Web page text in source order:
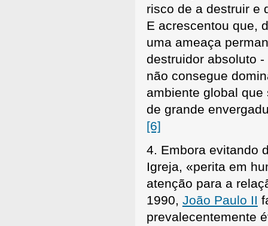
risco de a destruir e
E acrescentou que,
uma ameaça
destruidor absoluto
não consegue
ambiente global
de grande
[6]
4. Embora evitando
Igreja, «perita em
atenção para a
1990, João Paulo II
prevalecentemente